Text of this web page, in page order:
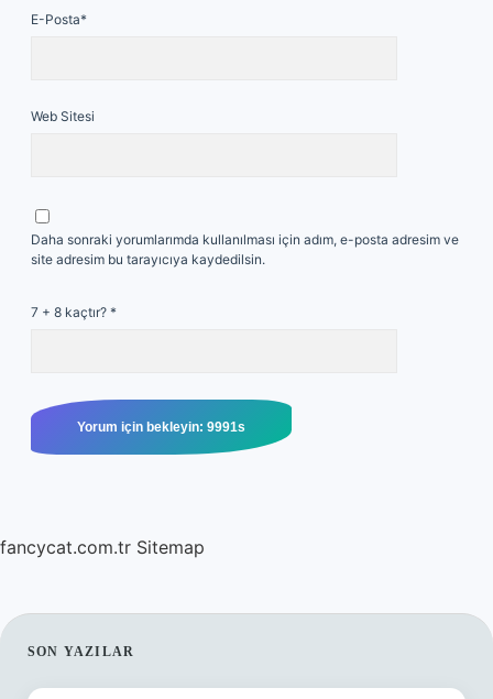
E-Posta*
Web Sitesi
Daha sonraki yorumlarımda kullanılması için adım, e-posta adresim ve
site adresim bu tarayıcıya kaydedilsin.
7 + 8 kaçtır? *
fancycat.com.tr Sitemap
SIDEBAR
SON YAZILAR